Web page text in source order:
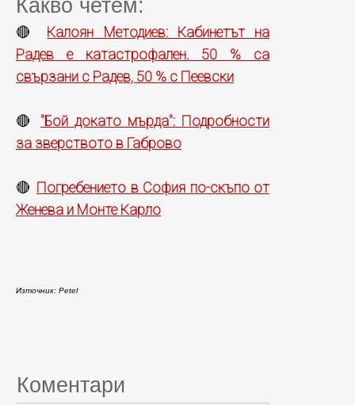
Какво четем:
🔴 Калоян Методиев: Кабинетът на
Радев е катастрофален. 50 % са
свързани с Радев, 50 % с Пеевски
🔴 "Бой докато мърда": Подробности
за зверството в Габрово
🔴 Погребението в София по-скъпо от
Женева и Монте Карло
Източник: Petel
Коментари